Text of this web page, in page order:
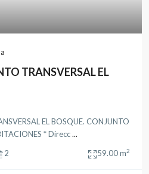
TRANSVERSAL EL
EL BOSQUE. CONJUNTO
* Direcc...
2 59.00 m2